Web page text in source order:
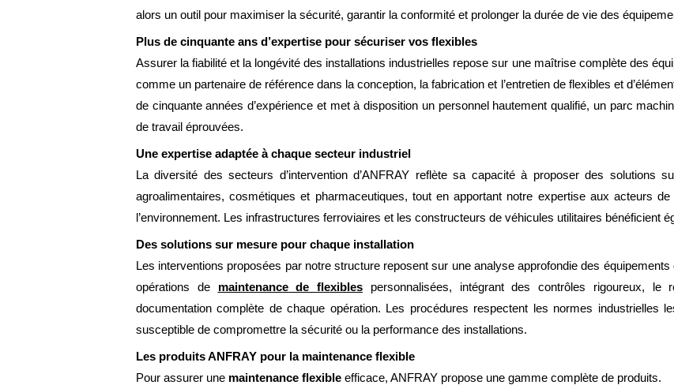
alors un outil pour maximiser la sécurité, garantir la conformité et prolonger la durée de vie des
Plus de cinquante ans d’expertise pour sécuriser vos flexibles
Assurer la fiabilité et la longévité des installations industrielles repose sur une maîtrise complète des
comme un partenaire de référence dans la conception, la fabrication et l’entretien de flexibles et
de cinquante années d’expérience et met à disposition un personnel hautement qualifié, un parc
de travail éprouvées.
Une expertise adaptée à chaque secteur industriel
La diversité des secteurs d’intervention d’ANFRAY reflète sa capacité à proposer des solutions
agroalimentaires, cosmétiques et pharmaceutiques, tout en apportant notre expertise aux acteurs
l’environnement. Les infrastructures ferroviaires et les constructeurs de véhicules utilitaires bénéficient
Des solutions sur mesure pour chaque installation
Les interventions proposées par notre structure reposent sur une analyse approfondie des
opérations de maintenance de flexibles personnalisées, intégrant des contrôles rigoureux,
documentation complète de chaque opération. Les procédures respectent les normes industrielles
susceptible de compromettre la sécurité ou la performance des installations.
Les produits ANFRAY pour la maintenance flexible
Pour assurer une maintenance flexible efficace, ANFRAY propose une gamme complète de produits.